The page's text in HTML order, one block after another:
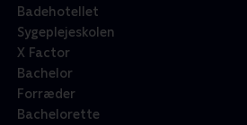
Badehotellet
Sygeplejeskolen
X Factor
Bachelor
Forræder
Bachelorette